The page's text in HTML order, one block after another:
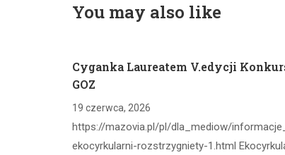
You may also like
Cyganka Laureatem V.edycji
GOZ
19 czerwca, 2026
https://mazovia.pl/pl/dla_mediow/
ekocyrkularni-rozstrzygniety-1.html